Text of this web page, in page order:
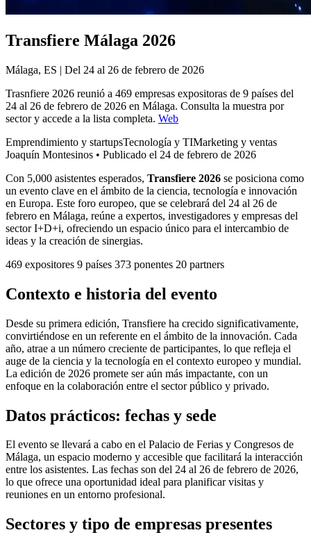
Transfiere Málaga 2026
Málaga, ES | Del 24 al 26 de febrero de 2026
Trasnfiere 2026 reunió a 469 empresas expositoras de 9 países del
24 al 26 de febrero de 2026 en Málaga. Consulta la muestra por
sector y accede a la lista completa. Web
Emprendimiento y startupsTecnología y TIMarketing y ventas
Joaquín Montesinos • Publicado el 24 de febrero de 2026
Con 5,000 asistentes esperados, Transfiere 2026 se posiciona como
un evento clave en el ámbito de la ciencia, tecnología e innovación
en Europa. Este foro europeo, que se celebrará del 24 al 26 de
febrero en Málaga, reúne a expertos, investigadores y empresas del
sector I+D+i, ofreciendo un espacio único para el intercambio de
ideas y la creación de sinergias.
469 expositores 9 países 373 ponentes 20 partners
Contexto e historia del evento
Desde su primera edición, Transfiere ha crecido significativamente,
convirtiéndose en un referente en el ámbito de la innovación. Cada
año, atrae a un número creciente de participantes, lo que refleja el
auge de la ciencia y la tecnología en el contexto europeo y mundial.
La edición de 2026 promete ser aún más impactante, con un
enfoque en la colaboración entre el sector público y privado.
Datos prácticos: fechas y sede
El evento se llevará a cabo en el Palacio de Ferias y Congresos de
Málaga, un espacio moderno y accesible que facilitará la interacción
entre los asistentes. Las fechas son del 24 al 26 de febrero de 2026,
lo que ofrece una oportunidad ideal para planificar visitas y
reuniones en un entorno profesional.
Sectores y tipo de empresas presentes